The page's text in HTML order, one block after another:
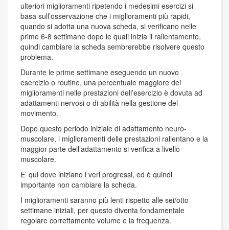
ulteriori miglioramenti ripetendo i medesimi esercizi si
basa sull’osservazione che i miglioramenti più rapidi,
quando si adotta una nuova scheda, si verificano nelle
prime 6-8 settimane dopo le quali inizia il rallentamento,
quindi cambiare la scheda sembrerebbe risolvere questo
problema.
Durante le prime settimane eseguendo un nuovo
esercizio o routine, una percentuale maggiore dei
miglioramenti nelle prestazioni dell’esercizio è dovuta ad
adattamenti nervosi o di abilità nella gestione del
movimento.
Dopo questo periodo iniziale di adattamento neuro-
muscolare, i miglioramenti delle prestazioni rallentano e la
maggior parte dell’adattamento si verifica a livello
muscolare.
E’ qui dove iniziano i veri progressi, ed è quindi
importante non cambiare la scheda.
I miglioramenti saranno più lenti rispetto alle sei/otto
settimane iniziali, per questo diventa fondamentale
regolare correttamente volume e la frequenza.